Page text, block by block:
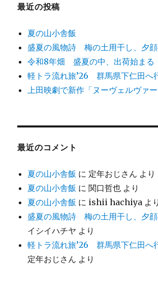
最近の投稿
夏の山小舎飯
盛夏の風物詩 梅の土用干し、夕顔
令和8年畑 盛夏の中、出荷始まる
軽トラ流れ旅’26 群馬県下仁田へ
上田映劇で新作「ヌーヴェルヴァ
最近のコメント
夏の山小舎飯 に 定年おじさん より
夏の山小舎飯 に関口哲也 より
夏の山小舎飯 に ishii hachiya より
盛夏の風物詩 梅の土用干し、夕顔
イシイハチヤ より
軽トラ流れ旅’26 群馬県下仁田へ
定年おじさん より